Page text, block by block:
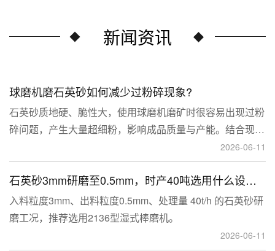
新闻资讯
球磨机磨石英砂如何减少过粉碎现象?
石英砂质地硬、脆性大，使用球磨机磨矿时很容易出现过粉
碎问题，产生大量超细粉，影响成品质量与产能。结合现场
生产经验，可通过工艺、研磨介质、运行参数、配套设备多
维度优化，改善该问题。
2026-06-11
石英砂3mm研磨至0.5mm，时产40吨选用什么设备？
入料粒度3mm、出料粒度0.5mm、处理量 40t/h 的石英砂研
磨工况，推荐选用2136型湿式棒磨机。
2026-06-11